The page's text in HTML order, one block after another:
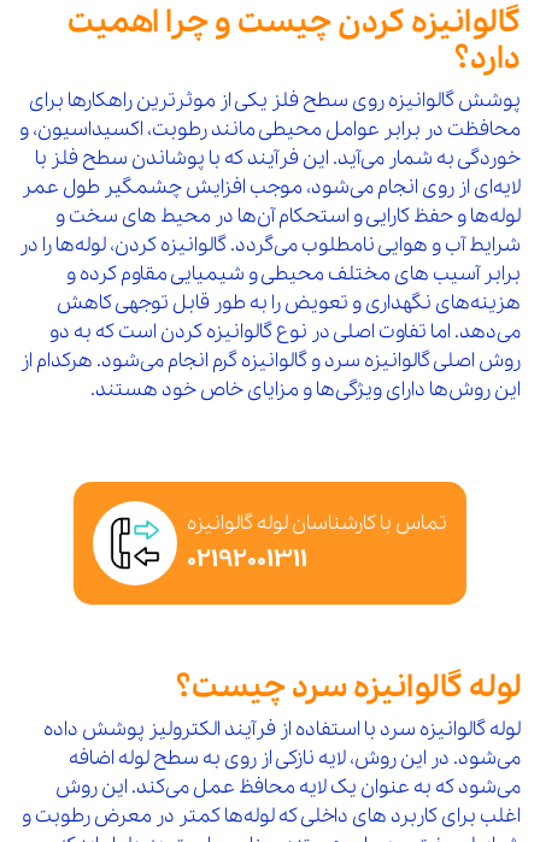
گالوانیزه کردن چیست و چرا اهمیت
دارد؟
پوشش گالوانیزه روی سطح فلز یکی از موثرترین راهکارها برای
محافظت در برابر عوامل محیطی مانند رطوبت، اکسیداسیون، و
خوردگی به‌ شمار می‌آید. این فرآیند که با پوشاندن سطح فلز با
لایه‌ای از روی انجام می‌شود، موجب افزایش چشمگیر طول عمر
لوله‌ها و حفظ کارایی و استحکام آن‌ها در محیط‌ های سخت و
شرایط آب و هوایی نامطلوب می‌گردد. گالوانیزه کردن، لوله‌ها را در
برابر آسیب‌ های مختلف محیطی و شیمیایی مقاوم کرده و
هزینه‌های نگهداری و تعویض را به‌ طور قابل توجهی کاهش
می‌دهد. اما تفاوت اصلی در نوع گالوانیزه کردن است که به دو
روش اصلی گالوانیزه سرد و گالوانیزه گرم انجام می‌شود. هرکدام از
این روش‌ها دارای ویژگی‌ها و مزایای خاص خود هستند.
تماس با کارشناسان لوله گالوانیزه
02192001311
لوله گالوانیزه سرد چیست؟
لوله گالوانیزه سرد با استفاده از فرآیند الکترولیز پوشش داده
می‌شود. در این روش، لایه نازکی از روی به سطح لوله اضافه
می‌شود که به عنوان یک لایه محافظ عمل می‌کند. این روش
اغلب برای کاربرد های داخلی که لوله‌ها کمتر در معرض رطوبت و